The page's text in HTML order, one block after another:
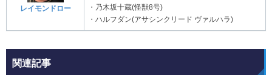
レイモンドロー
・乃木坂十蔵(怪獣8号)
・ハルフダン(アサシンクリード ヴァルハラ)
関連記事